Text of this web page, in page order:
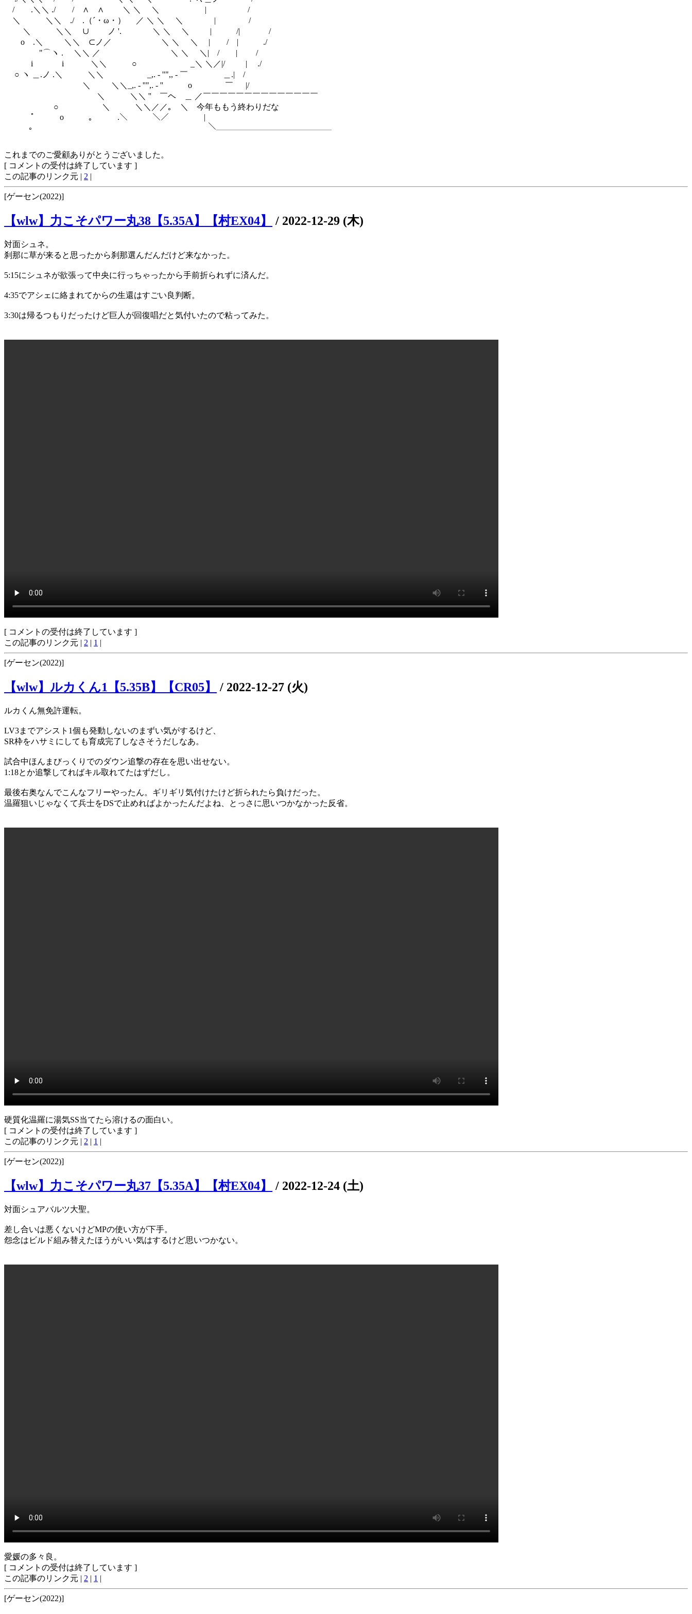
/ .＼＼ ./ / ∧ ∧ ＼ ＼ ＼ | /
＼ ＼＼ ./ .（´・ω・） ／ ＼ ＼ ＼ | /
＼ ＼＼ ∪ ノ '. ＼ ＼ ＼ | /| /
o .＼ ＼＼ ⊂ノ／ ＼ ＼ ＼ | / | ./
"⌒ヽ . ＼＼ ／ ＼ ＼ ＼| / | /
i i ＼＼ ○ _＼ ＼／|/ | ./
○ ヽ ＿.ノ .＼ ＼＼ _,. - ''",, - ￣ ＿.| /
＼ ＼＼_,. - ''",. - '' o ￣ |/
＼ ＼＼ '' ￣ヘ ＿ ／￣￣￣￣￣￣￣￣￣￣￣￣￣￣
○ ＼ ＼＼／／｡ ＼ 今年ももう終わりだな
ﾟ o ｡ .＼ ＼／ |
｡ ￣￣￣ ＼＿＿＿＿＿＿＿＿＿＿＿＿＿＿
これまでのご愛顧ありがとうございました。
[ コメントの受付は終了しています ]
この記事のリンク元 | 2 |
[ゲーセン(2022)]
【wlw】力こそパワー丸38【5.35A】【村EX04】 / 2022-12-29 (木)
対面シュネ。
刹那に草が来ると思ったから刹那選んだんだけど来なかった。
5:15にシュネが欲張って中央に行っちゃったから手前折られずに済んだ。
4:35でアシェに絡まれてからの生還はすごい良判断。
3:30は帰るつもりだったけど巨人が回復唱だと気付いたので粘ってみた。
[ コメントの受付は終了しています ]
この記事のリンク元 | 2 | 1 |
[ゲーセン(2022)]
【wlw】ルカくん1【5.35B】【CR05】 / 2022-12-27 (火)
ルカくん無免許運転。
LV3までアシスト1個も発動しないのまずい気がするけど、
SR枠をハサミにしても育成完了しなさそうだしなあ。
試合中ほんまびっくりでのダウン追撃の存在を思い出せない。
1:18とか追撃してればキル取れてたはずだし。
最後右奥なんでこんなフリーやったん。ギリギリ気付けたけど折られたら負けだった。
温羅狙いじゃなくて兵士をDSで止めればよかったんだよね、とっさに思いつかなかった反省。
硬質化温羅に湯気SS当てたら溶けるの面白い。
[ コメントの受付は終了しています ]
この記事のリンク元 | 2 | 1 |
[ゲーセン(2022)]
【wlw】力こそパワー丸37【5.35A】【村EX04】 / 2022-12-24 (土)
対面シュアバルツ大聖。
差し合いは悪くないけどMPの使い方が下手。
怨念はビルド組み替えたほうがいい気はするけど思いつかない。
愛媛の多々良。
[ コメントの受付は終了しています ]
この記事のリンク元 | 2 | 1 |
[ゲーセン(2022)]